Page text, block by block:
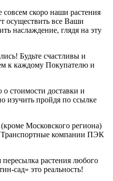
совсем скоро наши растения
осуществить все Ваши
наслаждение, глядя на эту
Будьте счастливы и
к каждому Покупателю и
стоимости доставки и
изучить пройдя по ссылке
Московского региона)
Транспортные компании ПЭК
растения любого
сад» это реальность!